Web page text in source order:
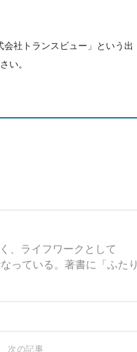
社トランスビュー」という出
い。
、ライフワークとして
っている。著書に「ふたり
次の記事